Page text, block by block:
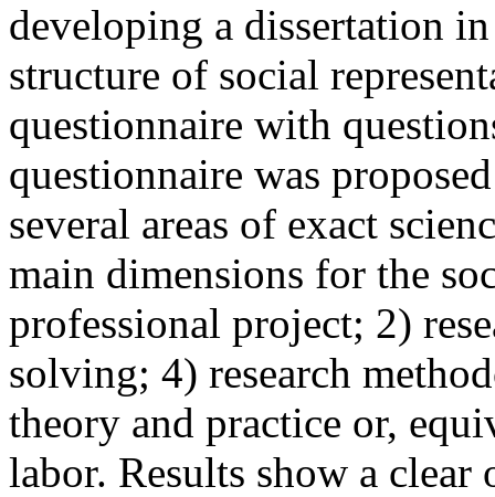
developing a dissertation
structure of social
questionnaire with
questionnaire was
several areas of exact
main dimensions for the
professional project; 2)
solving; 4) research
theory and practice or,
labor. Results show a